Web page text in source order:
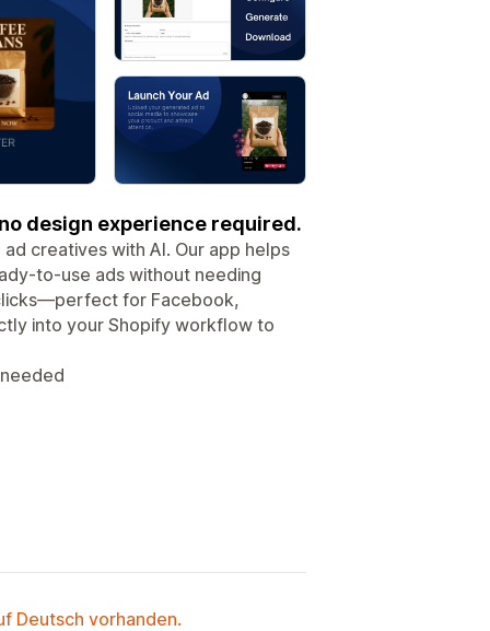
design experience required.
creatives with AI. Our app helps
to-use ads without needing
for Facebook,
into your Shopify workflow to
Deutsch vorhanden.